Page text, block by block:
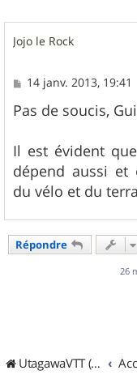
Jojo le Rock
M
s
s
g
e
14 janv. 2013, 19:41
Pas de soucis,
Il est évident
dépend aussi et
du vélo et du
Répondre
26
UtagawaVTT (Randos VTT et VTTAE avec traces GPS)